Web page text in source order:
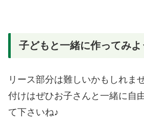
子どもと一緒に作ってみよ
リース部分は難しいかもしれま
付けはぜひお子さんと一緒に自
て下さいね♪